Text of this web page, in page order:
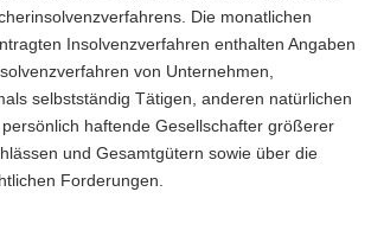
Die monatlichen
Insolvenzverfahren enthalten Angaben
von Unternehmen,
selbstständig Tätigen, anderen natürlichen
persönlich haftende Gesellschafter größerer
und Gesamtgütern sowie über die
Forderungen.